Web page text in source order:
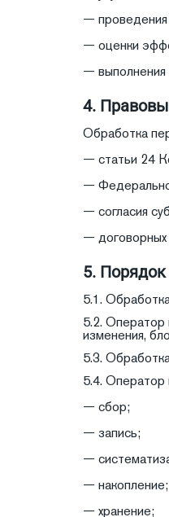
— проведения
— оценки
— выполнения
4.
Обработка
— статьи 24
—
— согласия
—
5.
5.1.
5.2. Оператор
изменения,
5.3.
5.4. Оператор
— сбор;
— запись;
—
— накопление;
— хранение;